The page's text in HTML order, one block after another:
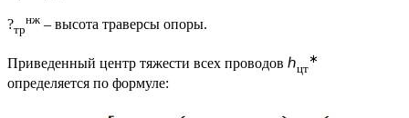
?тр
нж – высота траверсы опоры.
Приведенный центр тяжести всех проводов ℎцт
∗
определяется по формуле: